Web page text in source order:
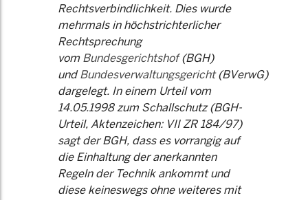
Rechtsverbindlichkeit. Dies wurde
mehrmals in höchstrichterlicher
Rechtsprechung
vom Bundesgerichtshof(BGH)
undBundesverwaltungsgericht (BVerwG)
dargelegt. In einem Urteil vom
14.05.1998 zum Schallschutz (BGH-
Urteil, Aktenzeichen: VII ZR 184/97)
sagt der BGH, dass es vorrangig auf
die Einhaltung der anerkannten
Regeln der Technik ankommt und
diese keineswegs ohne weiteres mit